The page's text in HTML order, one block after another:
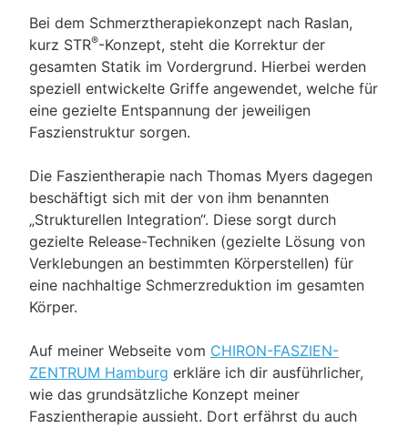
Bei dem Schmerztherapiekonzept nach Raslan,
kurz STR®-Konzept, steht die Korrektur der
gesamten Statik im Vordergrund. Hierbei werden
speziell entwickelte Griffe angewendet, welche für
eine gezielte Entspannung der jeweiligen
Faszienstruktur sorgen.
Die Faszientherapie nach Thomas Myers dagegen
beschäftigt sich mit der von ihm benannten
„Strukturellen Integration“. Diese sorgt durch
gezielte Release-Techniken (gezielte Lösung von
Verklebungen an bestimmten Körperstellen) für
eine nachhaltige Schmerzreduktion im gesamten
Körper.
Auf meiner Webseite vom CHIRON-FASZIEN-
ZENTRUM Hamburg erkläre ich dir ausführlicher,
wie das grundsätzliche Konzept meiner
Faszientherapie aussieht. Dort erfährst du auch